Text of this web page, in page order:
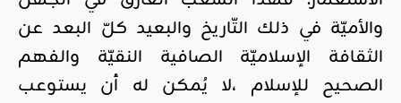
والأميّة في ذلك التّاريخ والبعيد كلّ البعد عن
الثقافة الإسلاميّة الصافية النقيّة والفهم
الصحيح للإسلام ،لا يُمكن له أن يستوعب